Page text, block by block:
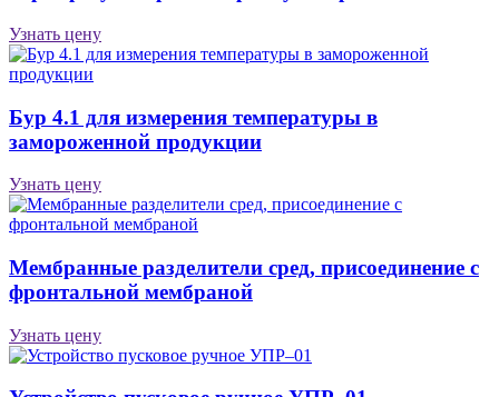
Узнать цену
Бур 4.1 для измерения температуры в
замороженной продукции
Узнать цену
Мембранные разделители сред, присоединение с
фронтальной мембраной
Узнать цену